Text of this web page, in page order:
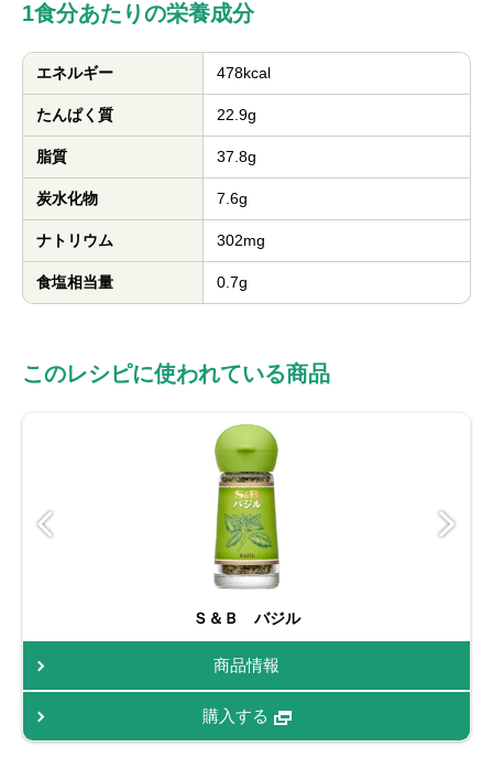
1食分あたりの栄養成分
エネルギー 478kcal
たんぱく質 22.9g
脂質 37.8g
炭水化物 7.6g
ナトリウム 302mg
食塩相当量 0.7g
このレシピに使われている商品
Ｓ＆Ｂ バジル
商品情報
購入する